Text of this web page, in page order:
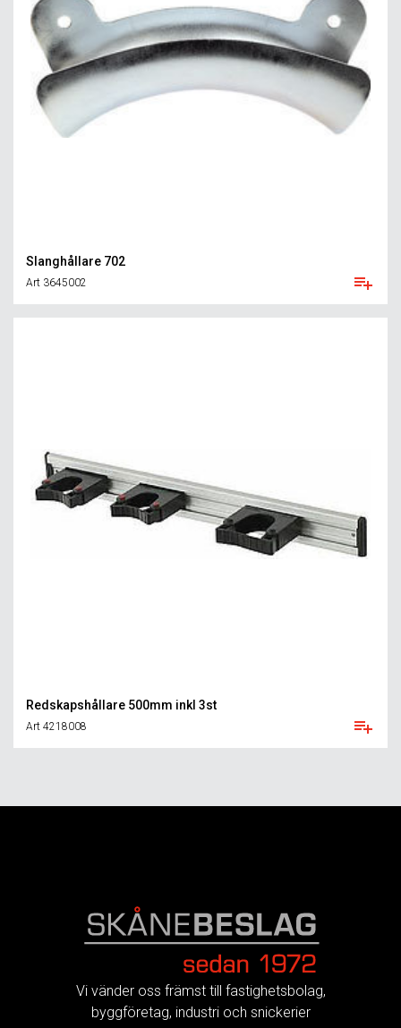
Slanghållare 702
Art 3645002
Redskapshållare 500mm inkl 3st
Art 4218008
Vi vänder oss främst till fastighetsbolag,
byggföretag, industri och snickerier